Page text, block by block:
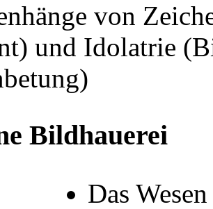
von
und Idolatrie
Bildhauerei
Das